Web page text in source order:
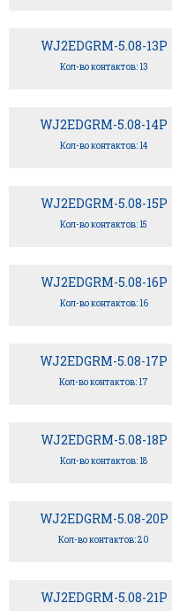
WJ2EDGRM-5.08-13P
Кол-во контактов: 13
WJ2EDGRM-5.08-14P
Кол-во контактов: 14
WJ2EDGRM-5.08-15P
Кол-во контактов: 15
WJ2EDGRM-5.08-16P
Кол-во контактов: 16
WJ2EDGRM-5.08-17P
Кол-во контактов: 17
WJ2EDGRM-5.08-18P
Кол-во контактов: 18
WJ2EDGRM-5.08-20P
Кол-во контактов: 20
WJ2EDGRM-5.08-21P